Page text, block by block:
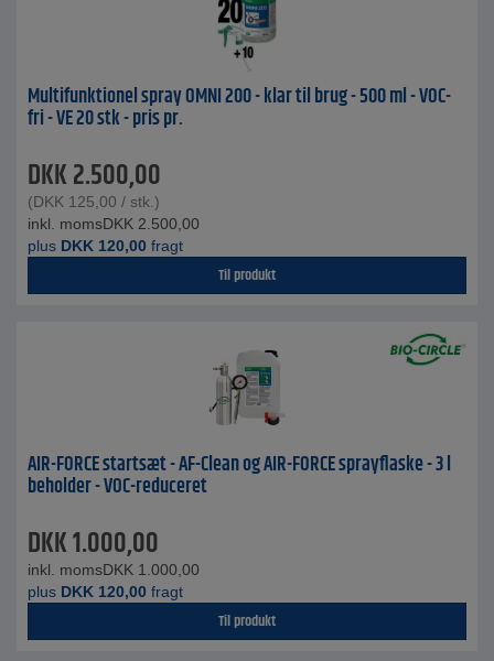
Multifunktionel spray OMNI 200 - klar til brug - 500 ml - VOC-
fri - VE 20 stk - pris pr.
DKK2.500,00
(DKK 125,00 / stk.)
inkl. momsDKK 2.500,00
plus DKK 120,00 fragt
Til produkt
AIR-FORCE startsæt - AF-Clean og AIR-FORCE sprayflaske - 3 l
beholder - VOC-reduceret
DKK1.000,00
inkl. momsDKK 1.000,00
plus DKK 120,00 fragt
Til produkt